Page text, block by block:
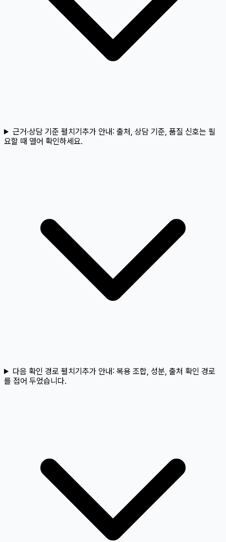
근거·상담 기준 펼치기추가 안내: 출처, 상담 기준, 품질 신호는 필
요할 때 열어 확인하세요.
다음 확인 경로 펼치기추가 안내: 복용 조합, 성분, 출처 확인 경로
를 접어 두었습니다.